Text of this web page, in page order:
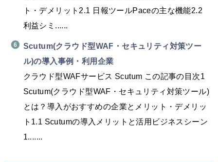
ト・デメリット2.1 日報ツールPaceの主な機能2.2
利益シミ......
Scutum(クラウド型WAF・セキュリティ対策ツー
ル)の導入事例・利用企業
クラウド型WAFサービス Scutum この記事の目次1
Scutum(クラウド型WAF・セキュリティ対策ツール)
とは？導入がおすすめの企業とメリット・デメリッ
ト1.1 Scutumの導入メリットと活用ビジネスシーン
1.......